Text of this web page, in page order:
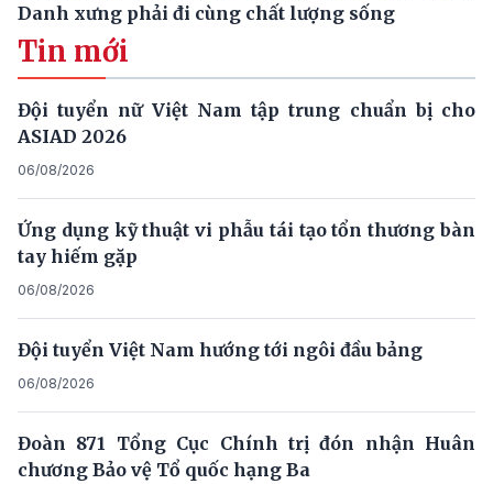
Danh xưng phải đi cùng chất lượng sống
Tin mới
Đội tuyển nữ Việt Nam tập trung chuẩn bị cho
ASIAD 2026
06/08/2026
Ứng dụng kỹ thuật vi phẫu tái tạo tổn thương bàn
tay hiếm gặp
06/08/2026
Đội tuyển Việt Nam hướng tới ngôi đầu bảng
06/08/2026
Đoàn 871 Tổng Cục Chính trị đón nhận Huân
chương Bảo vệ Tổ quốc hạng Ba